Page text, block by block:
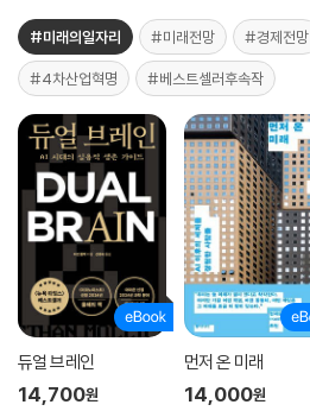
#미래의일자리 #미래전망 #경제전망
#4차산업혁명 #베스트셀러후속작
듀얼 브레인
14,700원
먼저 온 미래
14,000원